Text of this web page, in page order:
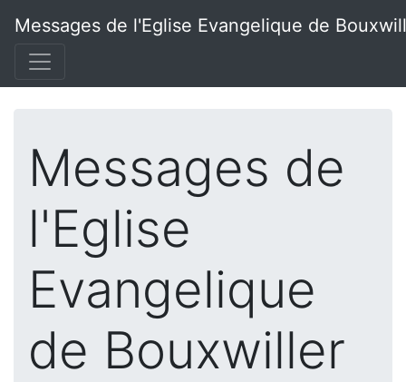
Messages de l'Eglise Evangelique de
Messages de
l'Eglise
Evangelique
de Bouxwiller